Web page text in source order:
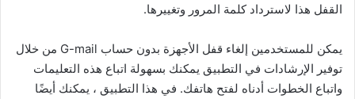
القفل هذا لاسترداد كلمة المرور وتغييرها.
يمكن للمستخدمين إلغاء قفل الأجهزة بدون حساب G-mail من خلال
توفير الإرشادات في التطبيق يمكنك بسهولة اتباع هذه التعليمات
واتباع الخطوات أدناه لفتح هاتفك. في هذا التطبيق ، يمكنك أيضًا